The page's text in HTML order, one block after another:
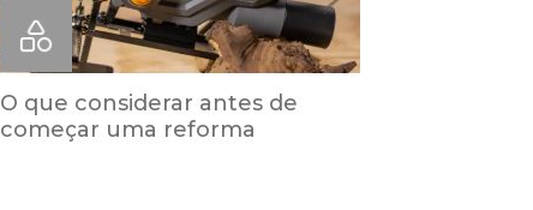
O que considerar antes de
começar uma reforma